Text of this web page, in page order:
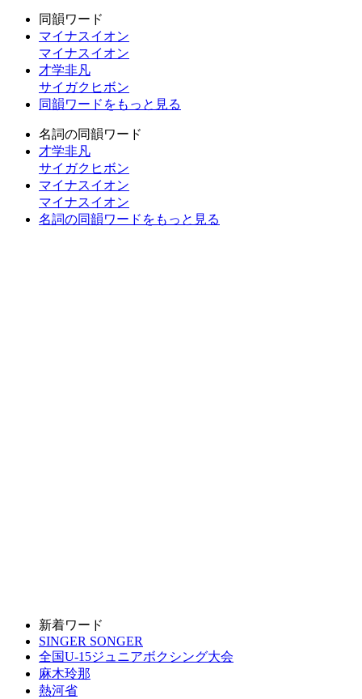
同韻ワード
マイナスイオン
マイナスイオン
才学非凡
サイガクヒボン
同韻ワードをもっと見る
名詞の同韻ワード
才学非凡
サイガクヒボン
マイナスイオン
マイナスイオン
名詞の同韻ワードをもっと見る
新着ワード
SINGER SONGER
全国U-15ジュニアボクシング大会
麻木玲那
熱河省